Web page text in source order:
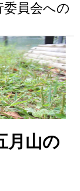
員会への
月山の